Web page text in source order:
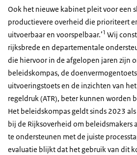
Ook het nieuwe kabinet pleit voor een
productievere overheid die prioriteert
uitvoerbaar en voorspelbaar.’1 Wij
rijksbrede en departementale
die hiervoor in de afgelopen jaren zijn
beleidskompas, de
uitvoeringstoets en de inzichten van
regeldruk (ATR), beter kunnen worden
Het beleidskompas geldt sinds 2023
bij de Rijksoverheid om beleidsmakers
te ondersteunen met de juiste
evaluatie blijkt dat het gebruik van dit